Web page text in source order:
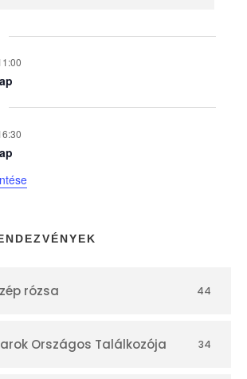
rózsa 44
Országos Találkozója 34